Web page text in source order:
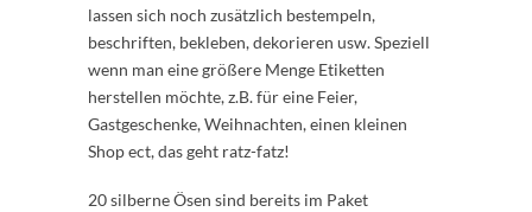
lassen sich noch zusätzlich bestempeln,
beschriften, bekleben, dekorieren usw. Speziell
wenn man eine größere Menge Etiketten
herstellen möchte, z.B. für eine Feier,
Gastgeschenke, Weihnachten, einen kleinen
Shop ect, das geht ratz-fatz!
20 silberne Ösen sind bereits im Paket